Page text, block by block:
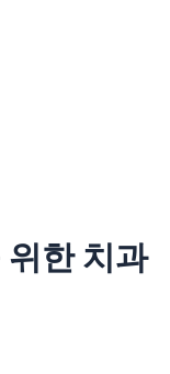
한 치과